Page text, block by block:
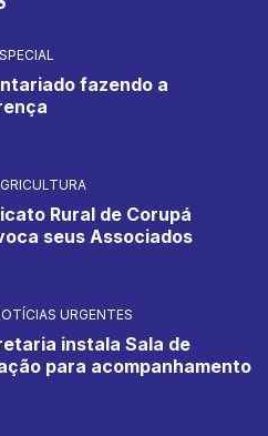
fazendo a
Rural de Corupá
seus Associados
URGENTES
instala Sala de
para acompanhamento